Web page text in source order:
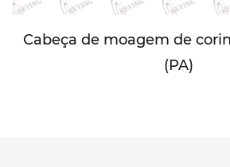
Cabeça de moagem de
(PA)